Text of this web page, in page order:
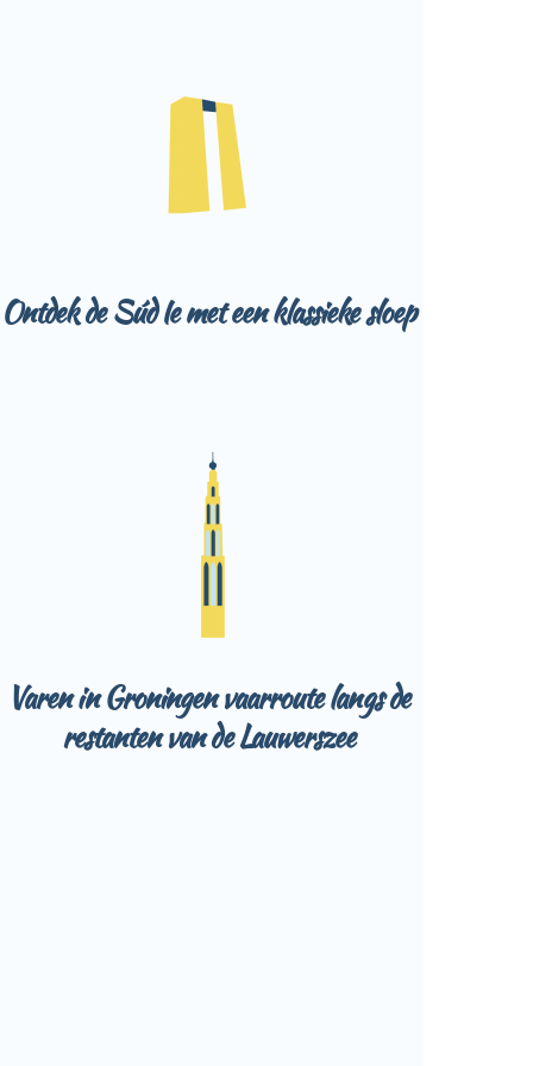
Ontdek de Súd Ie met een klassieke sloep
Varen in Groningen vaarroute langs de
restanten van de Lauwerszee